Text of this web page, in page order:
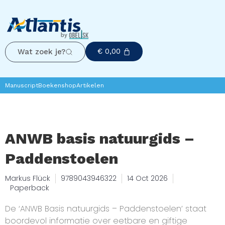
Wat zoek je? € 0,00
ManuscriptBoekenshopArtikelen
ANWB basis natuurgids –
Paddenstoelen
Markus Flück 9789043946322
14 Oct 2026
Paperback
De ‘ANWB Basis natuurgids – Paddenstoelen’ staat
boordevol informatie over eetbare en giftige